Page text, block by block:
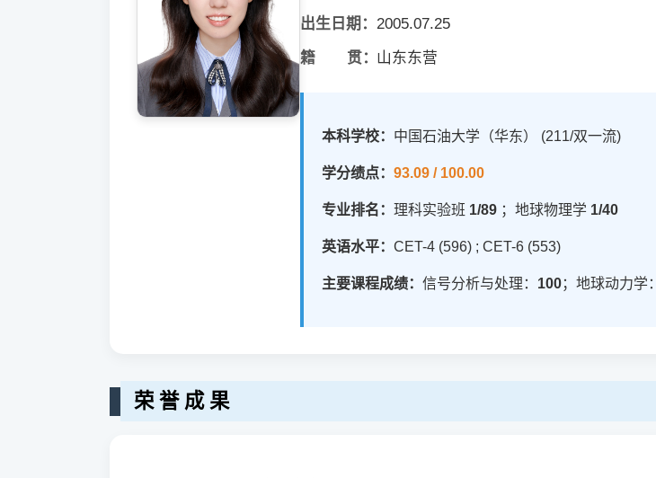
出生日期： 2005.07.25
籍 贯： 山东东营
本科学校： 中国石油大学（华东） (211/双一流)
学分绩点： 93.09 / 100.00
专业排名： 理科实验班 1/89 ；地球物理学 1/40
英语水平： CET-4 (596) ; CET-6 (553)
主要课程成绩： 信号分析与处理： 100；地球动力学：
荣 誉 成 果